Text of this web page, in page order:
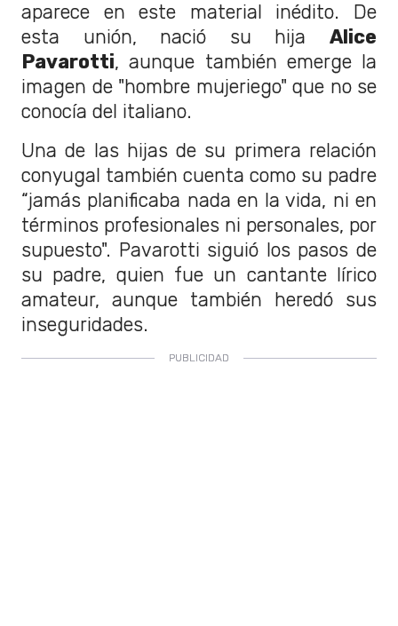
aparece en este material inédito. De
esta unión, nació su hija Alice
Pavarotti, aunque también emerge la
imagen de "hombre mujeriego" que no se
conocía del italiano.
Una de las hijas de su primera relación
conyugal también cuenta como su padre
“jamás planificaba nada en la vida, ni en
términos profesionales ni personales, por
supuesto". Pavarotti siguió los pasos de
su padre, quien fue un cantante lírico
amateur, aunque también heredó sus
inseguridades.